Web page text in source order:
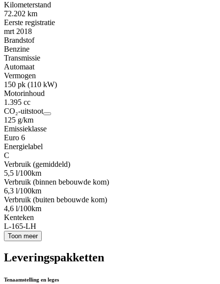
Kilometerstand
72.202 km
Eerste registratie
mrt 2018
Brandstof
Benzine
Transmissie
Automaat
Vermogen
150 pk (110 kW)
Motorinhoud
1.395 cc
CO₂-uitstoot
125 g/km
Emissieklasse
Euro 6
Energielabel
C
Verbruik (gemiddeld)
5,5 l/100km
Verbruik (binnen bebouwde kom)
6,3 l/100km
Verbruik (buiten bebouwde kom)
4,6 l/100km
Kenteken
L-165-LH
Toon meer
Leveringspakketten
Tenaamstelling en leges